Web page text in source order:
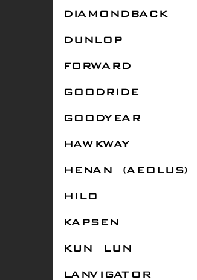
DIAMONDBACK
DUNLOP
FORWARD
GOODRIDE
GOODYEAR
HAWKWAY
HENAN (AEOLUS)
HILO
KAPSEN
KUN LUN
LANVIGATOR